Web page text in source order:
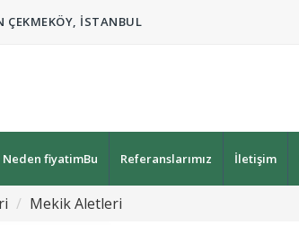
ÇEKMEKÖY, İSTANBUL
Neden fiyatimBu Referanslarımız İletişim
Mekik Aletleri